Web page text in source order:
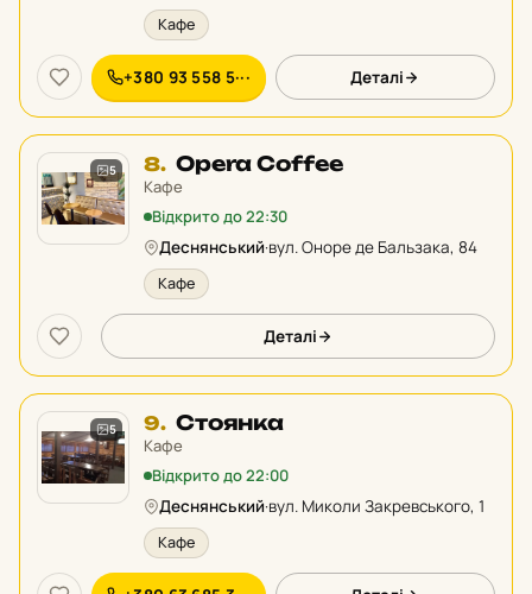
Кафе
+380 93 558 5··· Деталі
5 8. Місце
8
у
рейтингу:
Opera Coffee
Кафе
Відкрито до 22:30
Деснянський·вул. Оноре де Бальзака, 84
Кафе
Деталі
5 9. Місце
9
у
рейтингу:
Стоянка
Кафе
Відкрито до 22:00
Деснянський·вул. Миколи Закревського, 1
Кафе